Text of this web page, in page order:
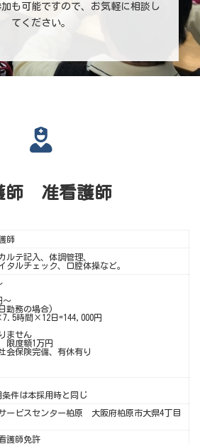
も可能ですので、お気軽に相談し
てください。
師 准看護師
師
ルテ記入、体調管理、
タルチェック、口腔体操など。
～
勤務の場合)
時間×12日=144,000円
ません
度額1万円
会保険完備、有休有り
条件は本採用時と同じ
ービスセンター柏原 大阪府柏原市大県4丁目
護師免許